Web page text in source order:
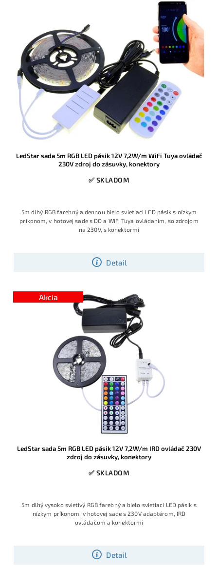
LedStar sada 5m RGB LED pásik 12V 7,2W/m WiFi Tuya ovládač
230V zdroj do zásuvky, konektory
✅ SKLADOM
Detail
5m dlhý RGB farebný a dennou bielo svietiaci LED pásik s nízkym
príkonom, v hotovej sade s DO a WiFi Tuya ovládaním, so zdrojom
na 230V, s konektormi
Akcia
LedStar sada 5m RGB LED pásik 12V 7,2W/m IRD ovládač 230V
zdroj do zásuvky, konektory
✅ SKLADOM
Detail
5m dlhý vysoko svietivý RGB farebný a bielo svietiaci LED pásik s
nízkym príkonom, v hotovej sade s 230V adaptérom, IRD
ovládačom a konektormi